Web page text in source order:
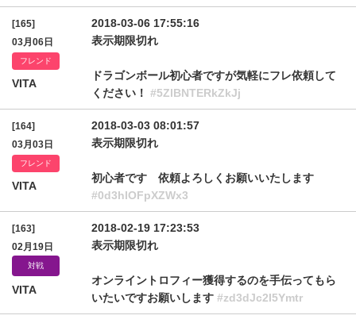
[165]
03月06日
フレンド
VITA
2018-03-06 17:55:16
表示期限切れ
ドラゴンボール初心者ですが気軽にフレ依頼して
ください！ #5ZlBNTERkZkJj
[164]
03月03日
フレンド
VITA
2018-03-03 08:01:57
表示期限切れ
初心者です 依頼よろしくお願いいたします
#0d3hlOFpXZWx3
[163]
02月19日
対戦
VITA
2018-02-19 17:23:53
表示期限切れ
オンライントロフィー獲得するのを手伝ってもら
いたいですお願いします #zd3dJc2I5Ymtr